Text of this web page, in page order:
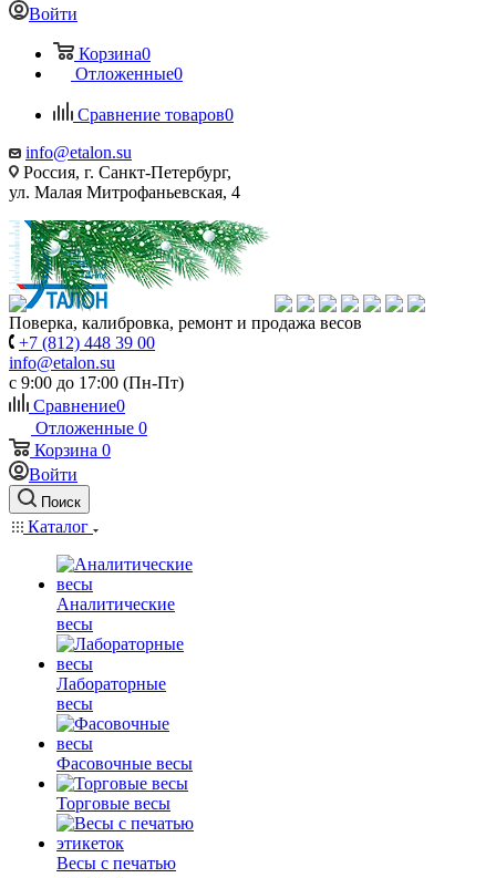
Войти
Корзина0
Отложенные0
Сравнение товаров0
info@etalon.su
Россия, г. Санкт-Петербург,
ул. Малая Митрофаньевская, 4
Поверка, калибровка, ремонт и продажа весов
+7 (812) 448 39 00
info@etalon.su
c 9:00 до 17:00 (Пн-Пт)
Сравнение0
Отложенные 0
Корзина 0
Войти
Поиск
Каталог
Аналитические
весы
Лабораторные
весы
Фасовочные весы
Торговые весы
Весы с печатью